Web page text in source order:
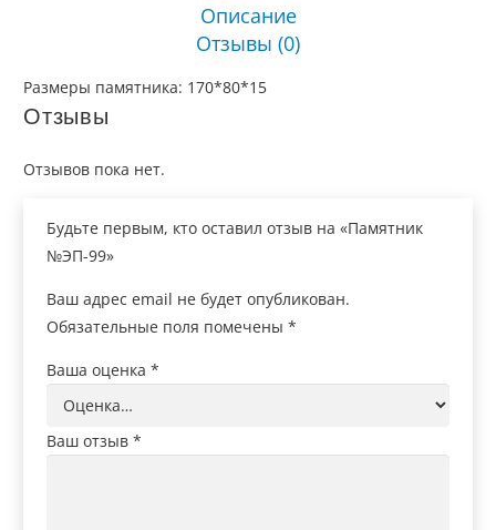
Описание
Отзывы (0)
Размеры памятника: 170*80*15
Отзывы
Отзывов пока нет.
Будьте первым, кто оставил отзыв на «Памятник
№ЭП-99»
Ваш адрес email не будет опубликован.
Обязательные поля помечены *
Ваша оценка *
Ваш отзыв *